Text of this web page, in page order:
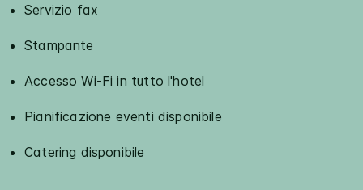
Servizio fax
Stampante
Accesso Wi-Fi in tutto l'hotel
Pianificazione eventi disponibile
Catering disponibile